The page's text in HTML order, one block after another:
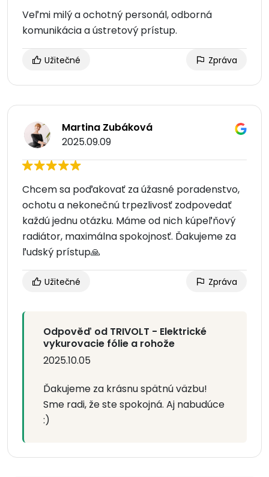
Veľmi milý a ochotný personál, odborná
komunikácia a ústretový prístup.
Užitečné Zpráva
Martina Zubáková
2025.09.09
Chcem sa poďakovať za úžasné poradenstvo,
ochotu a nekonečnú trpezlivosť zodpovedať
každú jednu otázku. Máme od nich kúpeľňový
radiátor, maximálna spokojnosť. Ďakujeme za
ľudský prístup🙏
Užitečné Zpráva
Odpověď od TRIVOLT - Elektrické
vykurovacie fólie a rohože
2025.10.05
Ďakujeme za krásnu spätnú väzbu!
Sme radi, že ste spokojná. Aj nabudúce
:)